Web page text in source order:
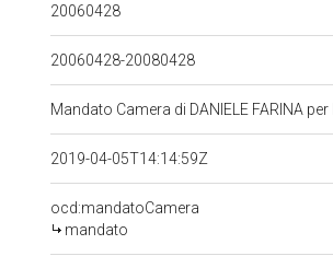
20060428
20060428-20080428
Mandato Camera di DANIELE FARINA
2019-04-05T14:14:59Z
ocd:mandatoCamera
mandato